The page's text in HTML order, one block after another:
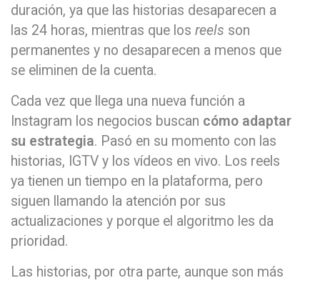
duración, ya que las historias desaparecen a
las 24 horas, mientras que los reels son
permanentes y no desaparecen a menos que
se eliminen de la cuenta.
Cada vez que llega una nueva función a
Instagram los negocios buscan cómo adaptar
su estrategia. Pasó en su momento con las
historias, IGTV y los vídeos en vivo. Los reels
ya tienen un tiempo en la plataforma, pero
siguen llamando la atención por sus
actualizaciones y porque el algoritmo les da
prioridad.
Las historias, por otra parte, aunque son más